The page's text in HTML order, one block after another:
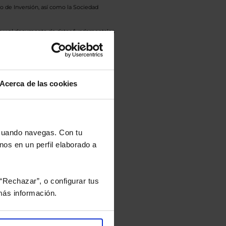
Acerca de las cookies
navegas. Con tu
en un perfil elaborado a
o configurar tus
información.
de Inversión, así como la Sociedad
y el documento de datos fundamentales
de Valor Liquidativo de la sesión
en la divisa Euro.